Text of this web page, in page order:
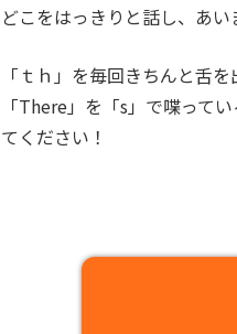
どこをはっきりと話し、あ
「ｔｈ」を毎回きちんと舌
「There」を「s」で喋って
てください！